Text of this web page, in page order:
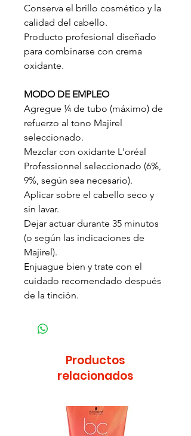
Conserva el brillo cosmético y la
calidad del cabello.
Producto profesional diseñado
para combinarse con crema
oxidante.
MODO DE EMPLEO
Agregue ¼ de tubo (máximo) de
refuerzo al tono Majirel
seleccionado.
Mezclar con oxidante L'oréal
Professionnel seleccionado (6%,
9%, según sea necesario).
Aplicar sobre el cabello seco y
sin lavar.
Dejar actuar durante 35 minutos
(o según las indicaciones de
Majirel).
Enjuague bien y trate con el
cuidado recomendado después
de la tinción.
Productos
relacionados